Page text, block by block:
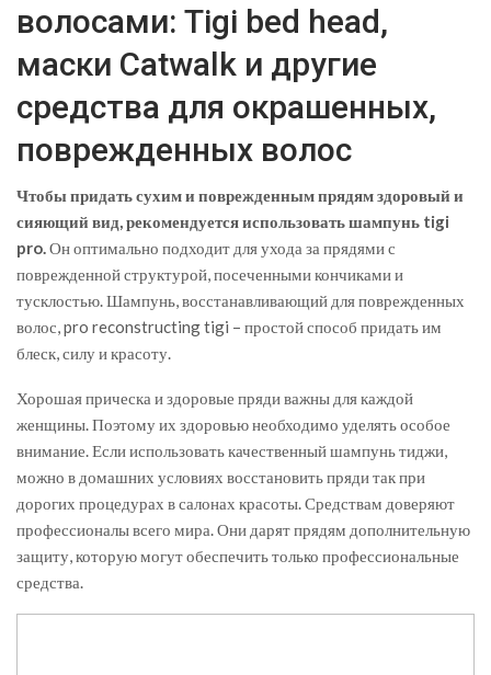
волосами: Tigi bed head,
маски Catwalk и другие
средства для окрашенных,
поврежденных волос
Чтобы придать сухим и поврежденным прядям здоровый и
сияющий вид, рекомендуется использовать шампунь tigi
pro.Он оптимально подходит для ухода за прядями с
поврежденной структурой, посеченными кончиками и
тусклостью. Шампунь, восстанавливающий для поврежденных
волос, pro reconstructing tigi – простой способ придать им
блеск, силу и красоту.
Хорошая прическа и здоровые пряди важны для каждой
женщины. Поэтому их здоровью необходимо уделять особое
внимание. Если использовать качественный шампунь тиджи,
можно в домашних условиях восстановить пряди так при
дорогих процедурах в салонах красоты. Средствам доверяют
профессионалы всего мира. Они дарят прядям дополнительную
защиту, которую могут обеспечить только профессиональные
средства.